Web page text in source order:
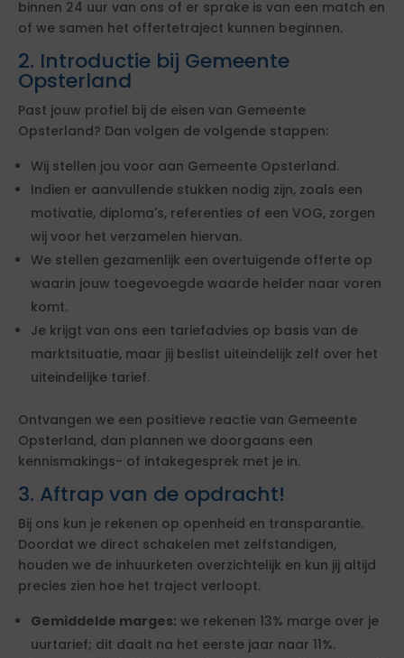
binnen 24 uur van ons of er sprake is van een match en
of we samen het offertetraject kunnen beginnen.
2. Introductie bij Gemeente
Opsterland
Past jouw profiel bij de eisen van Gemeente
Opsterland? Dan volgen de volgende stappen:
Wij stellen jou voor aan Gemeente Opsterland.
Indien er aanvullende stukken nodig zijn, zoals een
motivatie, diploma's, referenties of een VOG, zorgen
wij voor het verzamelen hiervan.
We stellen gezamenlijk een overtuigende offerte op
waarin jouw toegevoegde waarde helder naar voren
komt.
Je krijgt van ons een tariefadvies op basis van de
marktsituatie, maar jij beslist uiteindelijk zelf over het
uiteindelijke tarief.
Ontvangen we een positieve reactie van Gemeente
Opsterland, dan plannen we doorgaans een
kennismakings- of intakegesprek met je in.
3. Aftrap van de opdracht!
Bij ons kun je rekenen op openheid en transparantie.
Doordat we direct schakelen met zelfstandigen,
houden we de inhuurketen overzichtelijk en kun jij altijd
precies zien hoe het traject verloopt.
Gemiddelde marges: we rekenen 13% marge over je
uurtarief; dit daalt na het eerste jaar naar 11%.